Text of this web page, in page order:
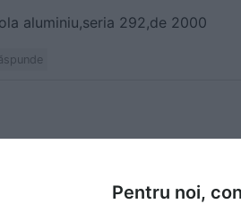
aluminiu,seria 292,de 2000
Pentru noi,